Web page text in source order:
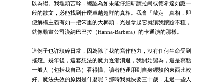
以為繼。我埋頭苦幹，總認為如果能仔細研讀拉崗或德希達如謎一
般的散文，必能找到什麼卓越超群的真相。我會「敲定」真相，即
便解構主義有如一把笨重的大榔頭，光是拿起它就讓我踉蹌不穩，
就像動畫公司漢納巴巴拉（Hanna-Barbera）的卡通演的那樣。
這例子也許瑣碎日常，因為除了我的寫作能力，沒有任何生命受到
摧殘。幾年後，這套想法的魔力逐漸消退，我開始認為，還是寫點
一般人（包括我自己）看得懂、讀者能運用到自身經驗的東西比較
好。魔法失效的原因是什麼呢？那時我就快要三十歲，走過一些人